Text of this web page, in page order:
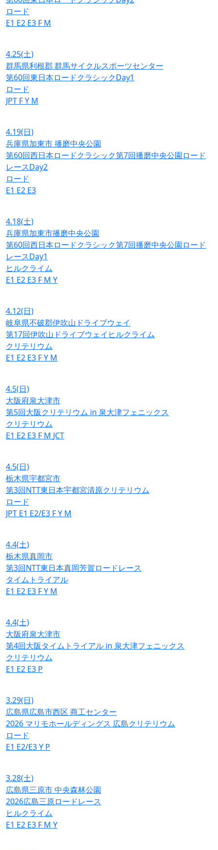
ロード
E1 E2 E3 F M
4.25(土)
群馬県利根郡 群馬サイクルスポーツセンター
第60回東日本ロードクラシックDay1
ロード
JPT FY M
4.19(日)
兵庫県加東市 播磨中央公園
第60回西日本ロードクラシック第7回播磨中央公園ロード
レースDay2
ロード
E1 E2 E3
4.18(土)
兵庫県加東市播磨中央公園
第60回西日本ロードクラシック第7回播磨中央公園ロード
レースDay1
ヒルクライム
E1 E2 E3 F M Y
4.12(日)
岐阜県不破郡伊吹山ドライブウェイ
第17回伊吹山ドライブウェイヒルクライム
クリテリウム
E1 E2 E3 FY M
4.5(日)
大阪府泉大津市
第5回大阪クリテリウム in 泉大津フェニックス
クリテリウム
E1 E2 E3 F M JCT
4.5(日)
栃木県宇都宮市
第3回NTT東日本宇都宮清原クリテリウム
ロード
JPT E1 E2/E3 FY M
4.4(土)
栃木県真岡市
第3回NTT東日本真岡芳賀ロードレース
タイムトライアル
E1 E2 E3 FY M
4.4(土)
大阪府泉大津市
第4回大阪タイムトライアル in 泉大津フェニックス
クリテリウム
E1 E2 E3 P
3.29(日)
広島県広島市西区 商工センター
2026 マリモホールディングス 広島クリテリウム
ロード
E1 E2/E3Y P
3.28(土)
広島県三原市 中央森林公園
2026広島三原ロードレース
ヒルクライム
E1 E2 E3 F M Y